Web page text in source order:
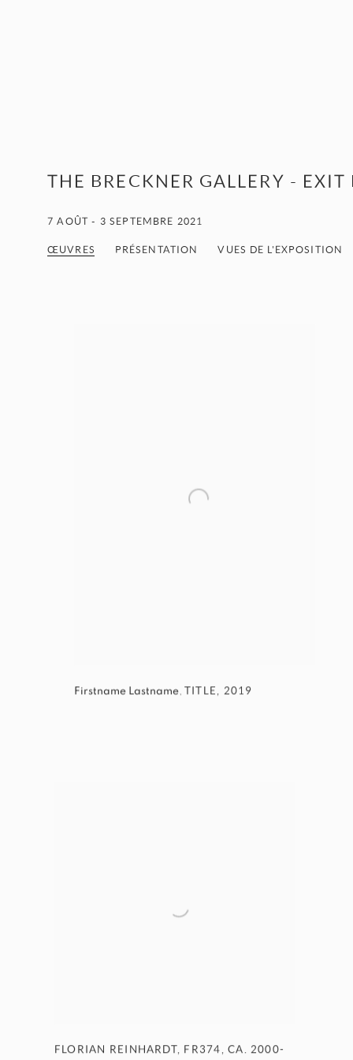
THE BRECKNER GALLERY -
7 AOÛT - 3 SEPTEMBRE 2021
ŒUVRES PRÉSENTATION VUES DE L'EXPOSITION
Firstname Lastname, TITLE , 2019
FLORIAN REINHARDT, FR374 ,CA. 2000-